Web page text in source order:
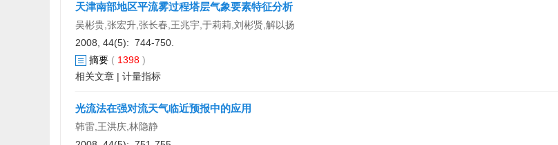
天津南部地区平流雾过程塔层气象要素特征分析
吴彬贵,张宏升,张长春,王兆宇,于莉莉,刘彬贤,解以扬
2008, 44(5): 744-750.
摘要 ( 1398 )
相关文章 | 计量指标
光流法在强对流天气临近预报中的应用
韩雷,王洪庆,林隐静